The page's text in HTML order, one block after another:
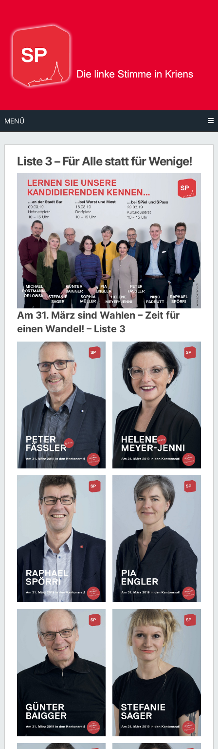
Inhalt
MENÜ
Liste 3 – Für Alle statt für Wenige!
Am 31. März sind Wahlen – Zeit für
einen Wandel! – Liste 3